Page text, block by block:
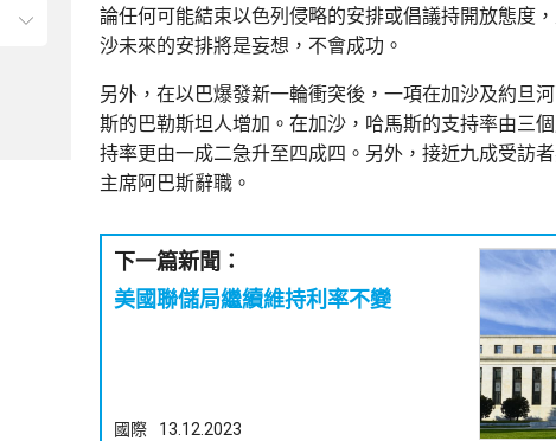
論任何可能結束以色列侵略的安排或倡議持開放態度
沙未來的安排將是妄想，不會成功。
另外，在以巴爆發新一輪衝突後，一項在加沙及約旦
斯的巴勒斯坦人增加。在加沙，哈馬斯的支持率由三
持率更由一成二急升至四成四。另外，接近九成受訪
主席阿巴斯辭職。
下一篇新聞：
美國聯儲局繼續維持利率不變
國際 13.12.2023